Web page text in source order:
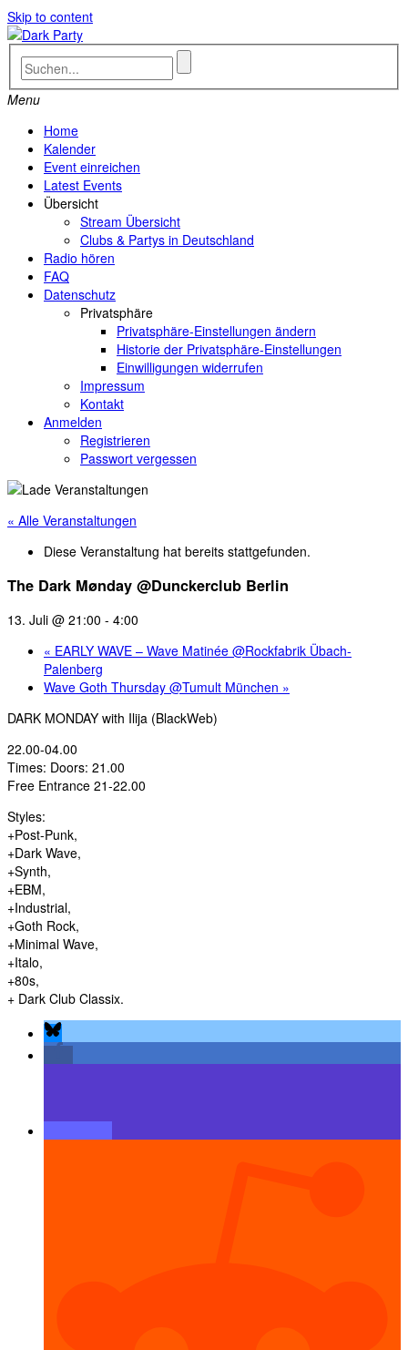
Skip to content
Menu
Home
Kalender
Event einreichen
Latest Events
Übersicht
Stream Übersicht
Clubs & Partys in Deutschland
Radio hören
FAQ
Datenschutz
Privatsphäre
Privatsphäre-Einstellungen ändern
Historie der Privatsphäre-Einstellungen
Einwilligungen widerrufen
Impressum
Kontakt
Anmelden
Registrieren
Passwort vergessen
« Alle Veranstaltungen
Diese Veranstaltung hat bereits stattgefunden.
The Dark Mønday @Dunckerclub Berlin
13. Juli @ 21:00 - 4:00
« EARLY WAVE – Wave Matinée @Rockfabrik Übach-
Palenberg
Wave Goth Thursday @Tumult München »
DARK MONDAY with Ilija (BlackWeb)
22.00-04.00
Times: Doors: 21.00
Free Entrance 21-22.00
Styles:
+Post-Punk,
+Dark Wave,
+Synth,
+EBM,
+Industrial,
+Goth Rock,
+Minimal Wave,
+Italo,
+80s,
+ Dark Club Classix.